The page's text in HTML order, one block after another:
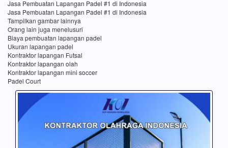
Jasa Pembuatan Lapangan Padel #1 di Indonesia
Jasa Pembuatan Lapangan Padel #1 di Indonesia
Tampilkan gambar lainnya
Orang lain juga menelusuri
Biaya pembuatan lapangan padel
Ukuran lapangan padel
Kontraktor lapangan Futsal
Kontraktor lapangan olah
Kontraktor lapangan mini soccer
Padel Court